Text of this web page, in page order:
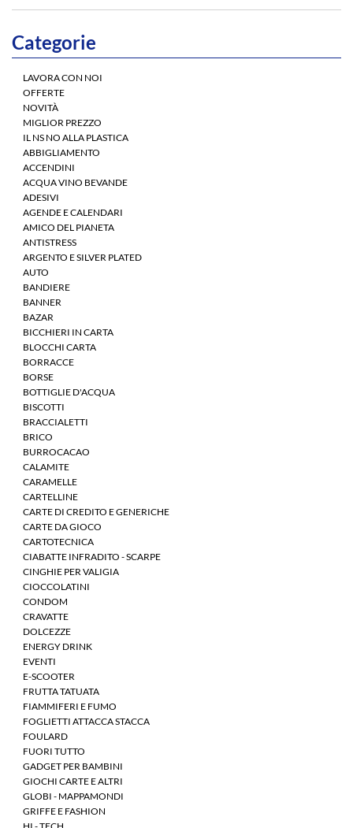
Categorie
LAVORA CON NOI
OFFERTE
NOVITÀ
MIGLIOR PREZZO
IL NS NO ALLA PLASTICA
ABBIGLIAMENTO
ACCENDINI
ACQUA VINO BEVANDE
ADESIVI
AGENDE E CALENDARI
AMICO DEL PIANETA
ANTISTRESS
ARGENTO E SILVER PLATED
AUTO
BANDIERE
BANNER
BAZAR
BICCHIERI IN CARTA
BLOCCHI CARTA
BORRACCE
BORSE
BOTTIGLIE D'ACQUA
BISCOTTI
BRACCIALETTI
BRICO
BURROCACAO
CALAMITE
CARAMELLE
CARTELLINE
CARTE DI CREDITO E GENERICHE
CARTE DA GIOCO
CARTOTECNICA
CIABATTE INFRADITO - SCARPE
CINGHIE PER VALIGIA
CIOCCOLATINI
CONDOM
CRAVATTE
DOLCEZZE
ENERGY DRINK
EVENTI
E-SCOOTER
FRUTTA TATUATA
FIAMMIFERI E FUMO
FOGLIETTI ATTACCA STACCA
FOULARD
FUORI TUTTO
GADGET PER BAMBINI
GIOCHI CARTE E ALTRI
GLOBI - MAPPAMONDI
GRIFFE E FASHION